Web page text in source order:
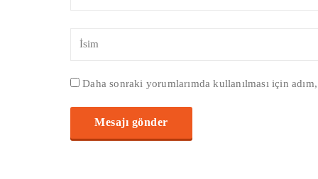
Daha sonraki yorumlarımda kullanılması için